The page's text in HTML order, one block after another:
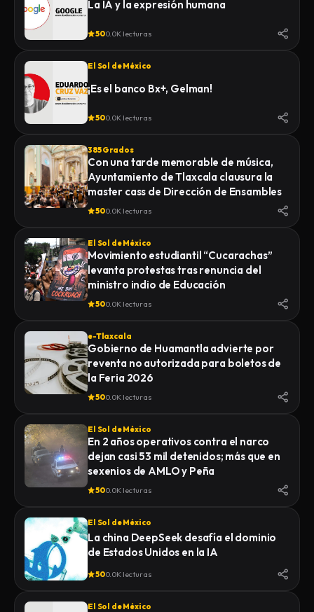
La IA y la expresión humana
500.0K lecturas
El Sol de México
¡Es el banco Bx+, Gelman!
500.0K lecturas
385 Grados
Con una tarde memorable de música,
Ayuntamiento de Tlaxcala clausura la
master cass de Dirección de Ensambles
500.0K lecturas
El Sol de México
Movimiento estudiantil “Cucarachas”
levanta protestas tras renuncia del
ministro indio de Educación
500.0K lecturas
e-Tlaxcala
Gobierno de Huamantla advierte por
reventa no autorizada para boletos de
la Feria 2026
500.0K lecturas
El Sol de México
En 2 años operativos contra el narco
dejan casi 53 mil detenidos; más que en
sexenios de AMLO y Peña
500.0K lecturas
El Sol de México
La china DeepSeek desafía el dominio
de Estados Unidos en la IA
500.0K lecturas
El Sol de México